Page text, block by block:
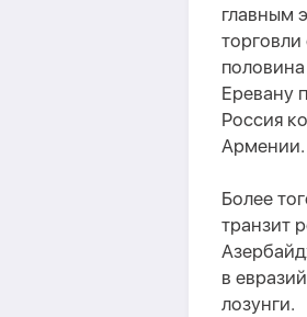
главным
Еревану
Россия
Армении.
Более
транзит
в
лозунги.